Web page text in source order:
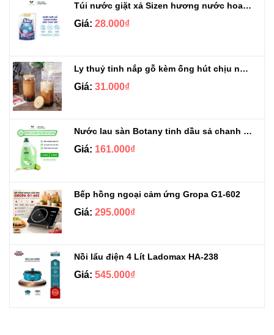
Túi nước giặt xả Sizen hương nước hoa 500 ml
Giá: 28.000₫
Ly thuỷ tinh nắp gỗ kèm ống hút chịu nhiệt 500ml
Giá: 31.000₫
Nước lau sàn Botany tinh dầu sả chanh chai 3.9kg
Giá: 161.000₫
Bếp hồng ngoại cảm ứng Gropa G1-602
Giá: 295.000₫
Nồi lẩu điện 4 Lít Ladomax HA-238
Giá: 545.000₫